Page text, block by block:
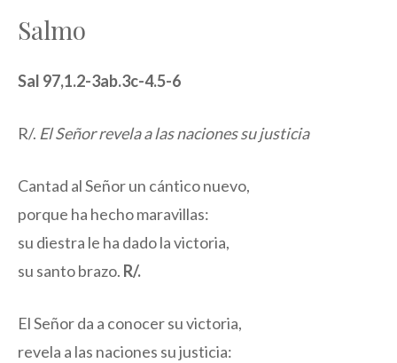
Salmo
Sal 97,1.2-3ab.3c-4.5-6
R/. El Señor revela a las naciones su justicia
Cantad al Señor un cántico nuevo,
porque ha hecho maravillas:
su diestra le ha dado la victoria,
su santo brazo. R/.
El Señor da a conocer su victoria,
revela a las naciones su justicia: